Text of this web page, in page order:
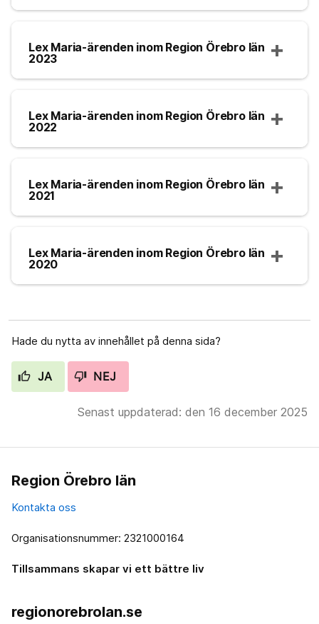
Lex Maria-ärenden inom Region Örebro län
2023
Lex Maria-ärenden inom Region Örebro län
2022
Lex Maria-ärenden inom Region Örebro län
2021
Lex Maria-ärenden inom Region Örebro län
2020
Hade du nytta av innehållet på denna sida?
JA NEJ
Senast uppdaterad: den 16 december 2025
Region Örebro län
Kontakta oss
Organisationsnummer: 2321000164
Tillsammans skapar vi ett bättre liv
regionorebrolan.se